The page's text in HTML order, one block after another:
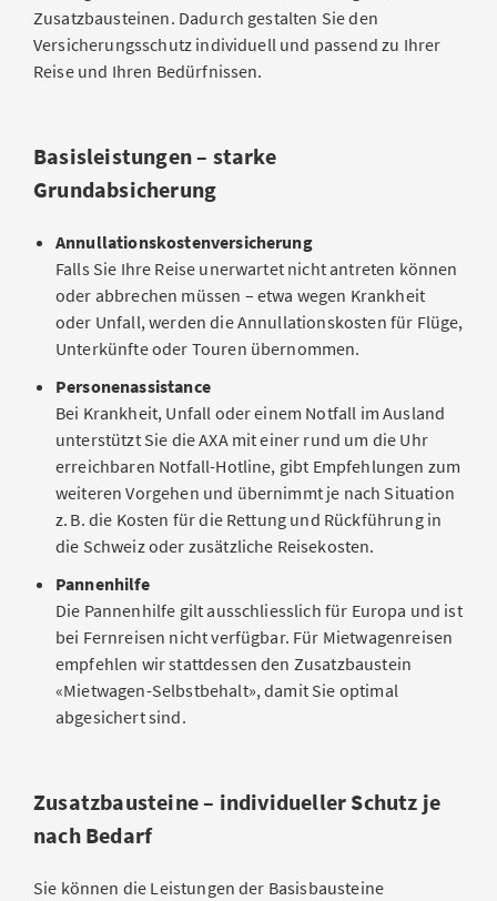
Zusatzbausteinen. Dadurch gestalten Sie den
Versicherungsschutz individuell und passend zu Ihrer
Reise und Ihren Bedürfnissen.
Basisleistungen – starke
Grundabsicherung
Annullationskostenversicherung
Falls Sie Ihre Reise unerwartet nicht antreten können
oder abbrechen müssen – etwa wegen Krankheit
oder Unfall, werden die Annullationskosten für Flüge,
Unterkünfte oder Touren übernommen.
Personenassistance
Bei Krankheit, Unfall oder einem Notfall im Ausland
unterstützt Sie die AXA mit einer rund um die Uhr
erreichbaren Notfall-Hotline, gibt Empfehlungen zum
weiteren Vorgehen und übernimmt je nach Situation
z. B. die Kosten für die Rettung und Rückführung in
die Schweiz oder zusätzliche Reisekosten.
Pannenhilfe
Die Pannenhilfe gilt ausschliesslich für Europa und ist
bei Fernreisen nicht verfügbar. Für Mietwagenreisen
empfehlen wir stattdessen den Zusatzbaustein
«Mietwagen-Selbstbehalt», damit Sie optimal
abgesichert sind.
Zusatzbausteine – individueller Schutz je
nach Bedarf
Sie können die Leistungen der Basisbausteine